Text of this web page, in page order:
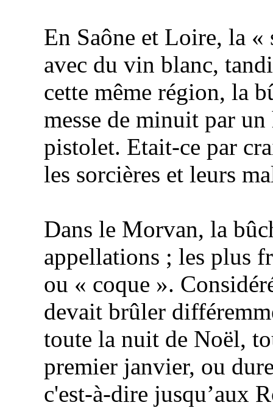
En Saône et Loire, la «
avec du vin blanc,
cette même région, la
messe de minuit par
pistolet. Etait-ce par
les sorcières et leurs
Dans le Morvan, la
appellations ; les plus
ou « coque ».
devait brûler
toute la nuit de Noël,
premier janvier, ou
c'est-à-dire jusqu’aux